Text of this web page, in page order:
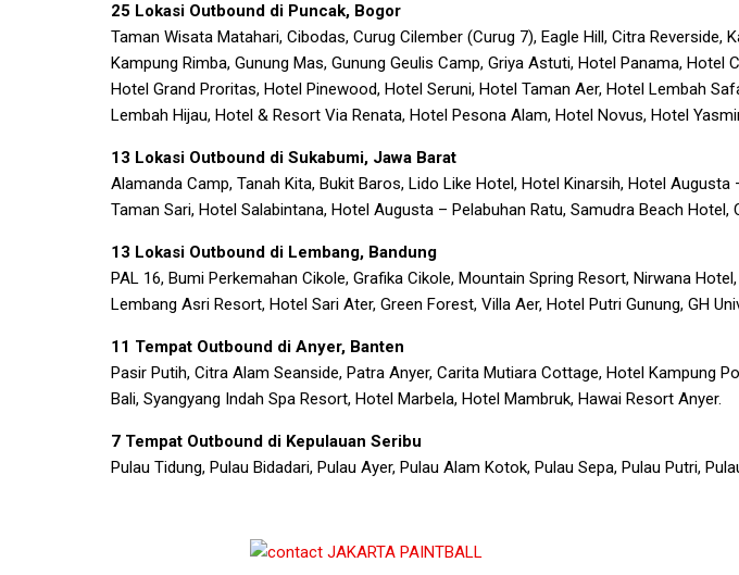
25 Lokasi Outbound di Puncak, Bogor
Taman Wisata Matahari, Cibodas, Curug Cilember (Curug 7), Eagle Hill, Citra Reverside,
Kampung Rimba, Gunung Mas, Gunung Geulis Camp, Griya Astuti, Hotel Panama, Hotel
Hotel Grand Proritas, Hotel Pinewood, Hotel Seruni, Hotel Taman Aer, Hotel Lembah
Lembah Hijau, Hotel & Resort Via Renata, Hotel Pesona Alam, Hotel Novus, Hotel
13 Lokasi Outbound di Sukabumi, Jawa Barat
Alamanda Camp, Tanah Kita, Bukit Baros, Lido Like Hotel, Hotel Kinarsih, Hotel
Taman Sari, Hotel Salabintana, Hotel Augusta – Pelabuhan Ratu, Samudra Beach Hotel,
13 Lokasi Outbound di Lembang, Bandung
PAL 16, Bumi Perkemahan Cikole, Grafika Cikole, Mountain Spring Resort, Nirwana
Lembang Asri Resort, Hotel Sari Ater, Green Forest, Villa Aer, Hotel Putri Gunung, GH
11 Tempat Outbound di Anyer, Banten
Pasir Putih, Citra Alam Seanside, Patra Anyer, Carita Mutiara Cottage, Hotel Kampung
Bali, Syangyang Indah Spa Resort, Hotel Marbela, Hotel Mambruk, Hawai Resort Anyer.
7 Tempat Outbound di Kepulauan Seribu
Pulau Tidung, Pulau Bidadari, Pulau Ayer, Pulau Alam Kotok, Pulau Sepa, Pulau Putri,